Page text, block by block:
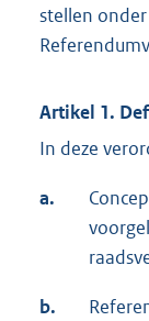
stellen
Artikel 1.
In deze
a.
b.